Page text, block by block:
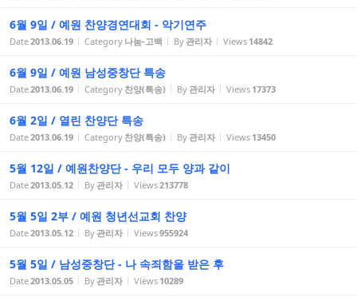
6월 9일 / 예원 찬양경연대회 - 악기연주
Date2013.06.19 Category 나눔-고백 By 관리자 Views 14842
6월 9일 / 예원 남성중창단 특송
Date2013.06.19 Category 찬양(특송) By 관리자 Views 17373
6월 2일 / 열린 찬양단 특송
Date2013.06.19 Category 찬양(특송) By 관리자 Views 13450
5월 12일 / 예원찬양단 - 우리 모두 양과 같이
Date2013.05.12 By 관리자 Views213778
5월 5일 2부 / 예원 청년선교회 찬양
Date2013.05.12 By 관리자 Views955924
5월 5일 / 남성중창단 - 나 속죄함을 받은 후
Date2013.05.05 By 관리자 Views 10289